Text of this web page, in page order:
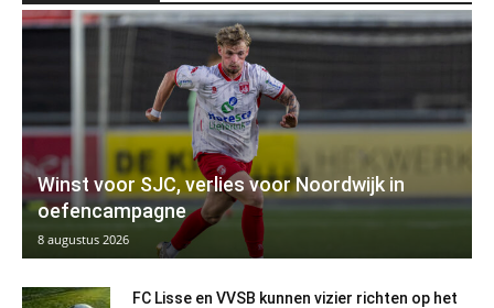
Winst voor SJC, verlies voor Noordwijk in
oefencampagne
8 augustus 2026
FC Lisse en VVSB kunnen vizier richten op het